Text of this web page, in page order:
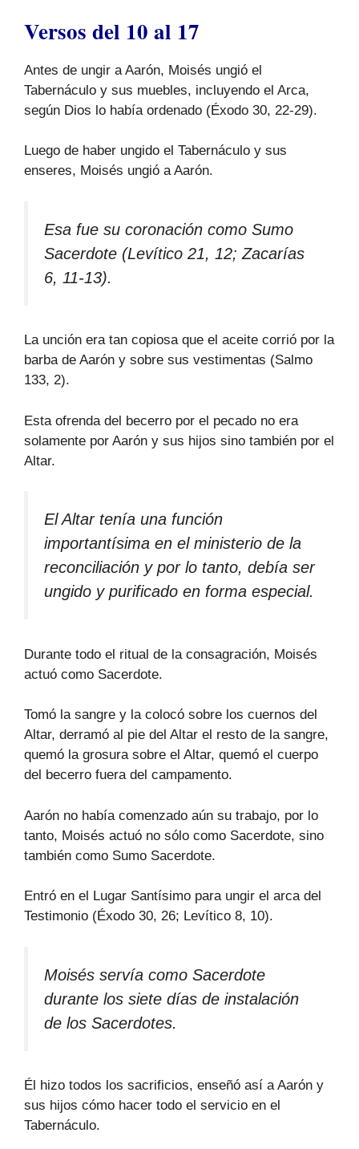
Versos del 10 al 17
Antes de ungir a Aarón, Moisés ungió el
Tabernáculo y sus muebles, incluyendo el Arca,
según Dios lo había ordenado (Éxodo 30, 22-29).
Luego de haber ungido el Tabernáculo y sus
enseres, Moisés ungió a Aarón.
Esa fue su coronación como Sumo
Sacerdote (Levítico 21, 12; Zacarías
6, 11-13).
La unción era tan copiosa que el aceite corrió por la
barba de Aarón y sobre sus vestimentas (Salmo
133, 2).
Esta ofrenda del becerro por el pecado no era
solamente por Aarón y sus hijos sino también por el
Altar.
El Altar tenía una función
importantísima en el ministerio de la
reconciliación y por lo tanto, debía ser
ungido y purificado en forma especial.
Durante todo el ritual de la consagración, Moisés
actuó como Sacerdote.
Tomó la sangre y la colocó sobre los cuernos del
Altar, derramó al pie del Altar el resto de la sangre,
quemó la grosura sobre el Altar, quemó el cuerpo
del becerro fuera del campamento.
Aarón no había comenzado aún su trabajo, por lo
tanto, Moisés actuó no sólo como Sacerdote, sino
también como Sumo Sacerdote.
Entró en el Lugar Santísimo para ungir el arca del
Testimonio (Éxodo 30, 26; Levítico 8, 10).
Moisés servía como Sacerdote
durante los siete días de instalación
de los Sacerdotes.
Él hizo todos los sacrificios, enseñó así a Aarón y
sus hijos cómo hacer todo el servicio en el
Tabernáculo.